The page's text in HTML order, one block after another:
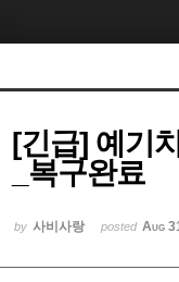
[긴급] 예기
_복구완료
by 사비사랑 posted Aug